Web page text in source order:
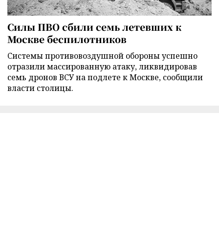
Силы ПВО сбили семь летевших к
Москве беспилотников
Cистемы противовоздушной обороны успешно
отразили массированную атаку, ликвидировав
семь дронов ВСУ на подлете к Москве, сообщили
власти столицы.